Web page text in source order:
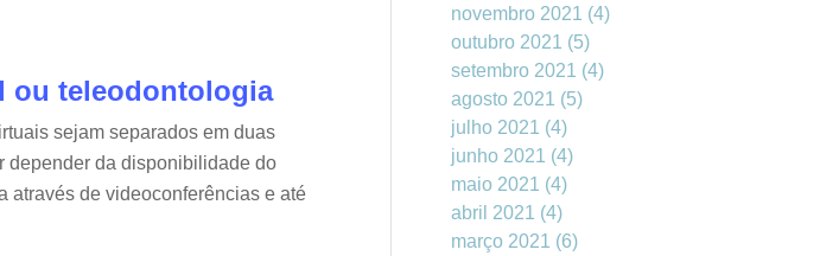
ou teleodontologia
sejam separados em duas
depender da disponibilidade do
através de videoconferências e até
novembro 2021 (4)
outubro 2021 (5)
setembro 2021 (4)
agosto 2021 (5)
julho 2021 (4)
junho 2021 (4)
maio 2021 (4)
abril 2021 (4)
março 2021 (6)